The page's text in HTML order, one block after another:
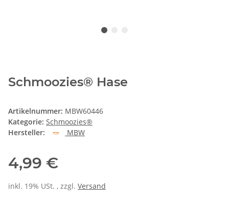
Schmoozies® Hase
Artikelnummer: MBW60446
Kategorie: Schmoozies®
Hersteller:
MBW
4,99 €
inkl. 19% USt. , zzgl. Versand